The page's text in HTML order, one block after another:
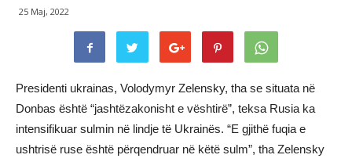
25 Maj, 2022
Presidenti ukrainas, Volodymyr Zelensky, tha se situata në
Donbas është “jashtëzakonisht e vështirë”, teksa Rusia ka
intensifikuar sulmin në lindje të Ukrainës. “E gjithë fuqia e
ushtrisë ruse është përqendruar në këtë sulm”, tha Zelensky